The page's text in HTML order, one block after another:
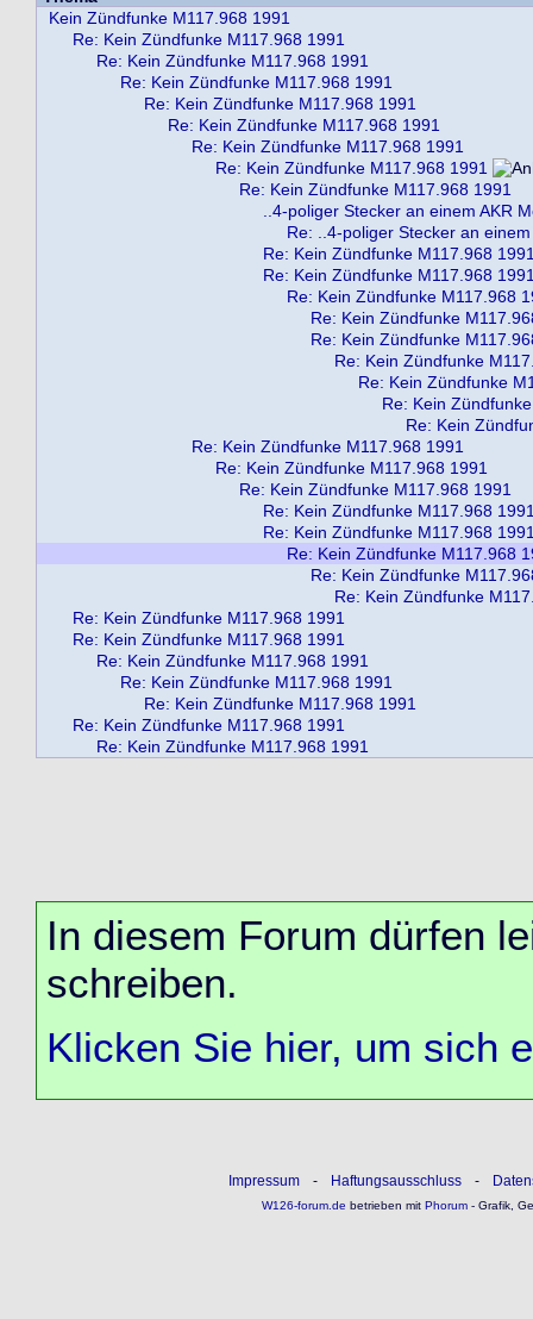
Kein Zündfunke M117.968 1991
Re: Kein Zündfunke M117.968 1991
Re: Kein Zündfunke M117.968 1991
Re: Kein Zündfunke M117.968 1991
Re: Kein Zündfunke M117.968 1991
Re: Kein Zündfunke M117.968 1991
Re: Kein Zündfunke M117.968 1991
Re: Kein Zündfunke M117.968 1991
Re: Kein Zündfunke M117.968 1991
..4-poliger Stecker an einem AKR
Re: ..4-poliger Stecker an
Re: Kein Zündfunke M117.968
Re: Kein Zündfunke M117.968
Re: Kein Zündfunke M117.968
Re: Kein Zündfunke
Re: Kein Zündfunke
Re: Kein Zündfunke
Re: Kein Zündfunke
Re: Kein
Re: Kein
Re: Kein Zündfunke M117.968 1991
Re: Kein Zündfunke M117.968 1991
Re: Kein Zündfunke M117.968 1991
Re: Kein Zündfunke M117.968
Re: Kein Zündfunke M117.968
Re: Kein Zündfunke M117.968
Re: Kein Zündfunke
Re: Kein Zündfunke
Re: Kein Zündfunke M117.968 1991
Re: Kein Zündfunke M117.968 1991
Re: Kein Zündfunke M117.968 1991
Re: Kein Zündfunke M117.968 1991
Re: Kein Zündfunke M117.968 1991
Re: Kein Zündfunke M117.968 1991
Re: Kein Zündfunke M117.968 1991
In diesem Forum dürfen
schreiben.
Klicken Sie hier, um sich
Impressum - Haftungsausschluss -
W126-forum.de betrieben mitPhorum- Grafik,